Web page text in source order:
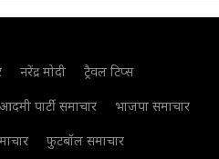
नरेंद्र मोदी
ट्रैवल टिप्स
पार्टी समाचार
भाजपा समाचार
फुटबॉल समाचार